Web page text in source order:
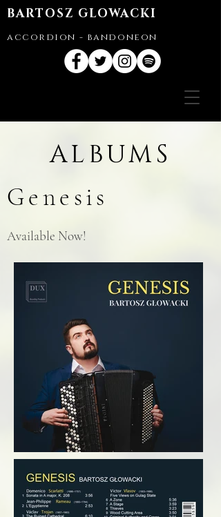
BARTOSZ GLOWACKI
accordion - bandoneon
ALBUMS
Genesis
Available Now!